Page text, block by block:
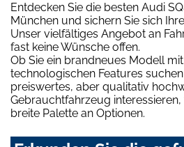
Entdecken Sie die besten Audi
München und sichern Sie sich
Unser vielfältiges Angebot an
fast keine Wünsche offen.
Ob Sie ein brandneues Modell
technologischen Features
preiswertes, aber qualitativ
Gebrauchtfahrzeug
breite Palette an Optionen.